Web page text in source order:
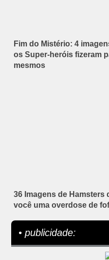
Fim do Mistério: 4
os Super-heróis fizeram
mesmos
36 Imagens de Hamsters
você uma overdose de
• publicidade: